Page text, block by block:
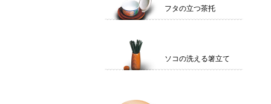
フタの立つ茶托
ソコの洗える箸立て